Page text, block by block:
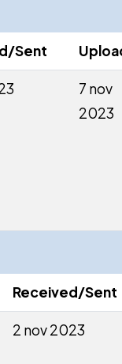
Sent
7 nov
2023
Received/Sent
2 nov 2023